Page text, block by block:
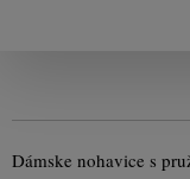
Dámske nohavice s